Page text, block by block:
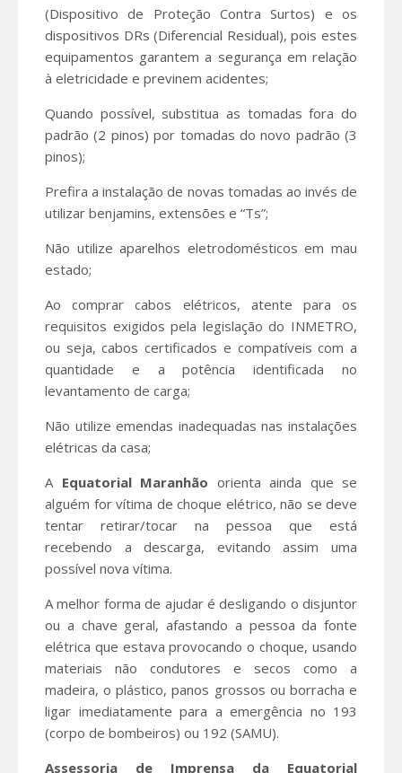
(Dispositivo de Proteção Contra Surtos) e os
dispositivos DRs (Diferencial Residual), pois estes
equipamentos garantem a segurança em relação
à eletricidade e previnem acidentes;
Quando possível, substitua as tomadas fora do
padrão (2 pinos) por tomadas do novo padrão (3
pinos);
Prefira a instalação de novas tomadas ao invés de
utilizar benjamins, extensões e “Ts”;
Não utilize aparelhos eletrodomésticos em mau
estado;
Ao comprar cabos elétricos, atente para os
requisitos exigidos pela legislação do INMETRO,
ou seja, cabos certificados e compatíveis com a
quantidade e a potência identificada no
levantamento de carga;
Não utilize emendas inadequadas nas instalações
elétricas da casa;
A Equatorial Maranhão orienta ainda que se
alguém for vítima de choque elétrico, não se deve
tentar retirar/tocar na pessoa que está
recebendo a descarga, evitando assim uma
possível nova vítima.
A melhor forma de ajudar é desligando o disjuntor
ou a chave geral, afastando a pessoa da fonte
elétrica que estava provocando o choque, usando
materiais não condutores e secos como a
madeira, o plástico, panos grossos ou borracha e
ligar imediatamente para a emergência no 193
(corpo de bombeiros) ou 192 (SAMU).
Assessoria de Imprensa da Equatorial